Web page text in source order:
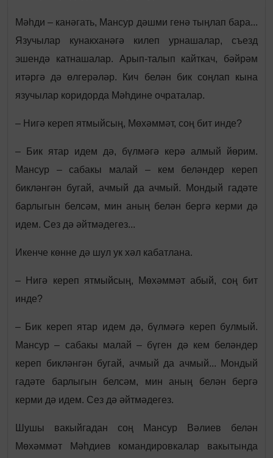
Мәһди – канәгать, Мансур дәшми генә тыңлап бара...
Язучылар кунакханәгә килеп урнашалар, съезд
эшендә катнашалар. Арып-талып кайткач, бәйрәм
итәргә дә өлгерәләр. Кич белән бик соңлап кына
язучылар коридорда Мәһдине очраталар.
– Нигә кереп ятмыйсың, Мөхәммәт, соң бит инде?
– Бик ятар идем дә, бүлмәгә керә алмый йөрим.
Мансур – сабакы малай – кем беләндер кереп
бикләнгән бугай, ачмый да ачмый. Мондый гадәте
барлыгын белсәм, мин аның белән бергә керми дә
идем. Сез дә әйтмәдегез...
Икенче көнне дә шул ук хәл кабатлана.
– Нигә кереп ятмыйсың, Мөхәммәт абый, соң бит
инде?
– Бик кереп ятар идем дә, бүлмәгә кереп булмый.
Мансур – сабакы малай – бүген дә кем беләндер
кереп бикләнгән бугай, ачмый да ачмый... Мондый
гадәте барлыгын белсәм, мин аның белән бергә
керми дә идем. Сез дә әйтмәдегез.
Шушы вакыйгадан соң Мансур Вәлиев белән
Мөхәммәт Мәһдиев командировкалар вакытында